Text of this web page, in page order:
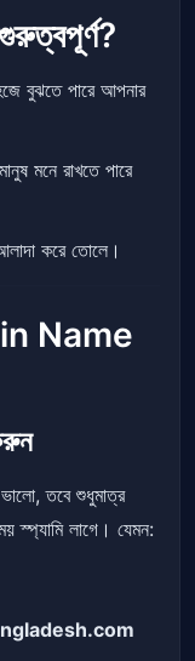
বুঝতে পারে আপনার
মনে রাখতে পারে
করে তোলে।
Name
তবে শুধুমাত্র
স্প্যামি লাগে। যেমন: